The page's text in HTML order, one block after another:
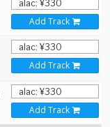
Add Track
Add Track
Add Track